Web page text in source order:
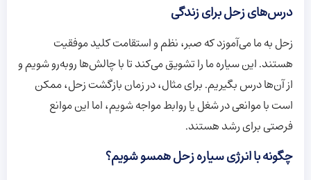
درس‌های زحل برای زندگی
زحل به ما می‌آموزد که صبر، نظم و استقامت کلید موفقیت
هستند. این سیاره ما را تشویق می‌کند تا با چالش‌ها روبه‌رو شویم و
از آن‌ها درس بگیریم. برای مثال، در زمان بازگشت زحل، ممکن
است با موانعی در شغل یا روابط مواجه شویم، اما این موانع
فرصتی برای رشد هستند.
چگونه با انرژی سیاره زحل همسو شویم؟